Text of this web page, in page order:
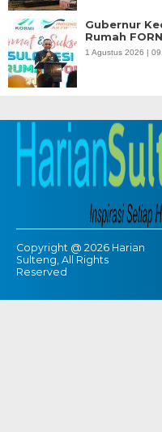
Gubernur
Rumah
1 Agustus 2026 |
Copyright @ 2026 Harian
Sulteng, All Rights
Reserved